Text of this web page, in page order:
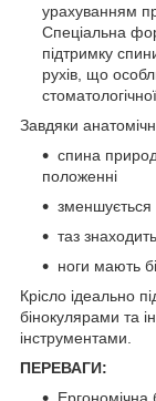
урахуванням
Спеціальна
підтримку
рухів, що
Завдяки
спина
положенні
таз
ноги мають
Крісло ідеально
бінокулярами та
інструментами.
ПЕРЕВАГИ:
Ергономічна